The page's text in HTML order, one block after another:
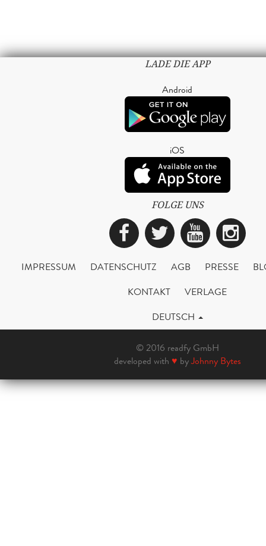
LADE DIE APP
Android
iOS
FOLGE UNS
Facebook
Twitter
IMPRESSUM DATENSCHUTZ AGB PRESSE
KONTAKT
VERLAGE
DEUTSCH
© 2016 readfy GmbH
developed with ♥ byJohnny Bytes